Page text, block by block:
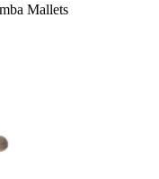
Mallets